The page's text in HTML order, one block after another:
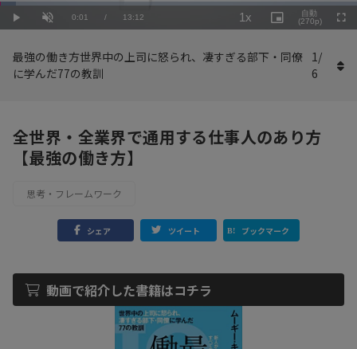
Play UnmuteCurrent
0:01 / Duration
13:12
Loaded:
4.55%
1x
Rate
Picture-
in-
自動
(270p)
最強の働き方世界中の上司に怒られ、凄すぎる部下・同僚
に学んだ77の教訓
1/
6
全世界・全業界で通用する仕事人のあり方
【最強の働き方】
思考・フレームワーク
シェア ツイート ブックマーク
動画で紹介した書籍はコチラ